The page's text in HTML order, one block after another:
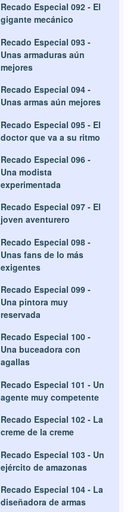
Recado Especial 092 - El
gigante mecánico
Recado Especial 093 -
Unas armaduras aún
mejores
Recado Especial 094 -
Unas armas aún mejores
Recado Especial 095 - El
doctor que va a su ritmo
Recado Especial 096 -
Una modista
experimentada
Recado Especial 097 - El
joven aventurero
Recado Especial 098 -
Unas fans de lo más
exigentes
Recado Especial 099 -
Una pintora muy
reservada
Recado Especial 100 -
Una buceadora con
agallas
Recado Especial 101 - Un
agente muy competente
Recado Especial 102 - La
creme de la creme
Recado Especial 103 - Un
ejército de amazonas
Recado Especial 104 - La
diseñadora de armas